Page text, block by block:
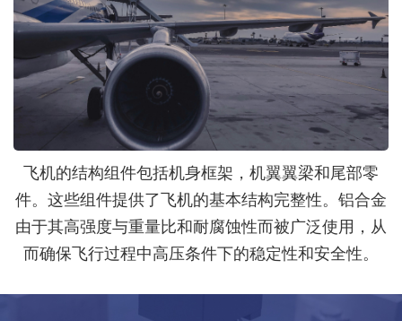
飞机的结构组件包括机身框架，机翼翼梁和尾部零
件。这些组件提供了飞机的基本结构完整性。铝合金
由于其高强度与重量比和耐腐蚀性而被广泛使用，从
而确保飞行过程中高压条件下的稳定性和安全性。